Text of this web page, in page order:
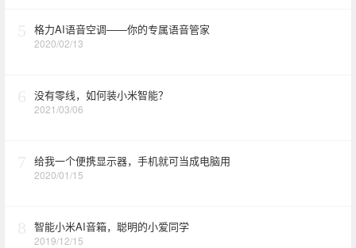
格力AI语音空调——你的专属语音管家
2020/02/13
没有零线，如何装小米智能？
2021/03/06
给我一个便携显示器，手机就可当成电脑用
2020/01/15
智能小米AI音箱，聪明的小爱同学
2019/12/15